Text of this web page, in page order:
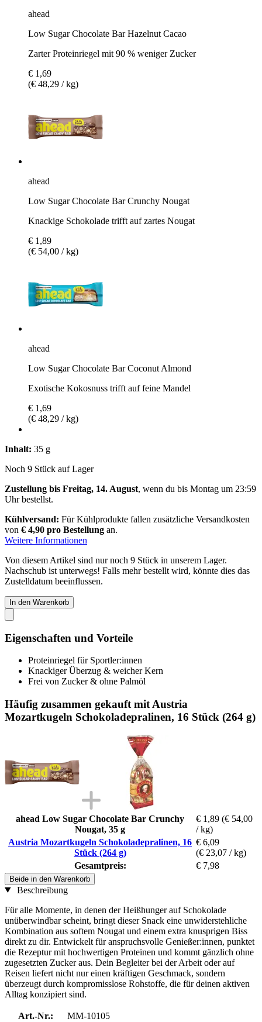
ahead
Low Sugar Chocolate Bar Hazelnut Cacao
Zarter Proteinriegel mit 90 % weniger Zucker
€ 1,69
(€ 48,29 / kg)
ahead
Low Sugar Chocolate Bar Crunchy Nougat
Knackige Schokolade trifft auf zartes Nougat
€ 1,89
(€ 54,00 / kg)
ahead
Low Sugar Chocolate Bar Coconut Almond
Exotische Kokosnuss trifft auf feine Mandel
€ 1,69
(€ 48,29 / kg)
Inhalt: 35 g
Noch 9 Stück auf Lager
Zustellung bis Freitag, 14. August, wenn du bis Montag um 23:59
Uhrbestellst.
Kühlversand: Für Kühlprodukte fallen zusätzliche Versandkosten
von € 4,90 pro Bestellung an.
Weitere Informationen
Von diesem Artikel sind nur noch 9 Stück in unserem Lager.
Nachschub ist unterwegs! Falls mehr bestellt wird, könnte dies das
Zustelldatum beeinflussen.
In den Warenkorb
Eigenschaften und Vorteile
Proteinriegel für Sportler:innen
Knackiger Überzug & weicher Kern
Frei von Zucker & ohne Palmöl
Häufig zusammen gekauft mit Austria
Mozartkugeln Schokoladepralinen, 16 Stück (264 g)
ahead Low Sugar Chocolate Bar Crunchy
Nougat, 35 g
€ 1,89 (€ 54,00
/ kg)
Austria Mozartkugeln Schokoladepralinen, 16
Stück (264 g)
€ 6,09
(€ 23,07 / kg)
Gesamtpreis:
€ 7,98
Beide in den Warenkorb
Beschreibung
Für alle Momente, in denen der Heißhunger auf Schokolade
unüberwindbar scheint, bringt dieser Snack eine unwiderstehliche
Kombination aus softem Nougat und einem extra knusprigen Biss
direkt zu dir. Entwickelt für anspruchsvolle Genießer:innen, punktet
die Rezeptur mit hochwertigen Proteinen und kommt gänzlich ohne
zugesetzten Zucker aus. Dein Begleiter bei der Arbeit oder auf
Reisen liefert nicht nur einen kräftigen Geschmack, sondern
überzeugt durch kompromisslose Rohstoffe, die für deinen aktiven
Alltag konzipiert sind.
Art.-Nr.: MM-10105